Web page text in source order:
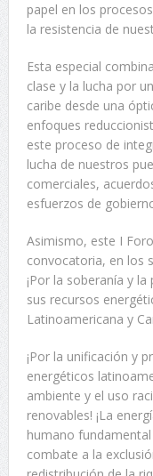
papel en los
la resistencia de
Esta especial
clase y la lucha por
caribe desde una
enfoques
este proceso de
lucha de nuestros
comerciales,
esfuerzos de
Asimismo, este I
convocatoria, en los
¡Por la soberanía y
sus recursos
Latinoamericana y
¡Por la unificación y
energéticos
ambiente y el uso
renovables! ¡La
humano
combate a la